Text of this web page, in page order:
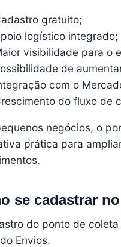
gratuito;
logístico integrado;
visibilidade para o
de
com o
do fluxo de
negócios, o
prática para
se cadastrar
do ponto de
Envios.